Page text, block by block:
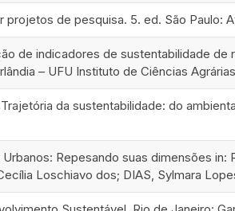
projetos de pesquisa. 5. ed. São Paulo:
de indicadores de sustentabilidade
– UFU Instituto de Ciências
da sustentabilidade: do
Repesando suas dimensões
Loschiavo dos; DIAS, Sylmara